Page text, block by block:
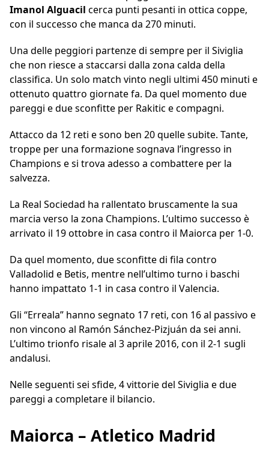
Imanol Alguacil cerca punti pesanti in ottica coppe,
con il successo che manca da 270 minuti.
Una delle peggiori partenze di sempre per il Siviglia
che non riesce a staccarsi dalla zona calda della
classifica. Un solo match vinto negli ultimi 450 minuti e
ottenuto quattro giornate fa. Da quel momento due
pareggi e due sconfitte per Rakitic e compagni.
Attacco da 12 reti e sono ben 20 quelle subite. Tante,
troppe per una formazione sognava l’ingresso in
Champions e si trova adesso a combattere per la
salvezza.
La Real Sociedad ha rallentato bruscamente la sua
marcia verso la zona Champions. L’ultimo successo è
arrivato il 19 ottobre in casa contro il Maiorca per 1-0.
Da quel momento, due sconfitte di fila contro
Valladolid e Betis, mentre nell’ultimo turno i baschi
hanno impattato 1-1 in casa contro il Valencia.
Gli “Erreala” hanno segnato 17 reti, con 16 al passivo e
non vincono al Ramón Sánchez-Pizjuán da sei anni.
L’ultimo trionfo risale al 3 aprile 2016, con il 2-1 sugli
andalusi.
Nelle seguenti sei sfide, 4 vittorie del Siviglia e due
pareggi a completare il bilancio.
Maiorca – Atletico Madrid